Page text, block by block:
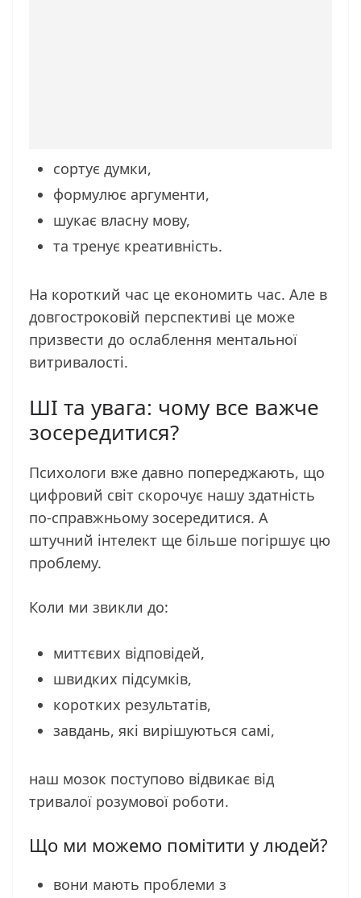
сортує думки,
формулює аргументи,
шукає власну мову,
та тренує креативність.
На короткий час це економить час. Але в
довгостроковій перспективі це може
призвести до ослаблення ментальної
витривалості.
ШІ та увага: чому все важче
зосередитися?
Психологи вже давно попереджають, що
цифровий світ скорочує нашу здатність
по-справжньому зосередитися. А
штучний інтелект ще більше погіршує цю
проблему.
Коли ми звикли до:
миттєвих відповідей,
швидких підсумків,
коротких результатів,
завдань, які вирішуються самі,
наш мозок поступово відвикає від
тривалої розумової роботи.
Що ми можемо помітити у людей?
вони мають проблеми з